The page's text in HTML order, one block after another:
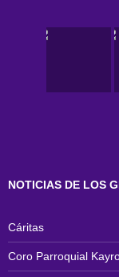
NOTICIAS DE LOS
Cáritas
Coro Parroquial